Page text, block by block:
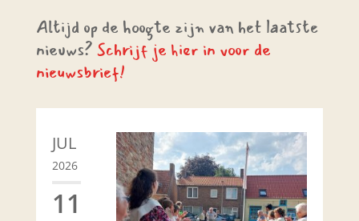
Altijd op de hoogte zijn van het laatste
nieuws?Schrijf je hier in voor de
nieuwsbrief!
JUL
2026
11